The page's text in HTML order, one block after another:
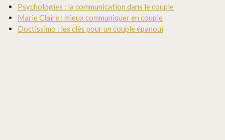
Psychologies : la communication dans le couple
Marie Claire : mieux communiquer en couple
Doctissimo : les clés pour un couple épanoui